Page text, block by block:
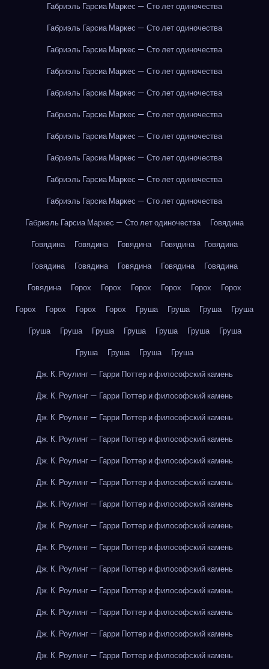
Габриэль Гарсиа Маркес — Сто лет одиночества
Габриэль Гарсиа Маркес — Сто лет одиночества
Габриэль Гарсиа Маркес — Сто лет одиночества
Габриэль Гарсиа Маркес — Сто лет одиночества
Габриэль Гарсиа Маркес — Сто лет одиночества
Габриэль Гарсиа Маркес — Сто лет одиночества
Габриэль Гарсиа Маркес — Сто лет одиночества
Габриэль Гарсиа Маркес — Сто лет одиночества
Габриэль Гарсиа Маркес — Сто лет одиночества
Габриэль Гарсиа Маркес — Сто лет одиночества
Габриэль Гарсиа Маркес — Сто лет одиночества
Говядина
Говядина
Говядина Говядина Говядина
Говядина
Говядина
Говядина Говядина Говядина
Говядина
Говядина
Горох Горох Горох Горох Горох
Горох
Горох
Горох Горох Горох Груша Груша Груша
Груша
Груша
Груша Груша Груша Груша Груша
Груша
Груша
Груша Груша
Груша
Дж. К. Роулинг — Гарри Поттер и философский камень
Дж. К. Роулинг — Гарри Поттер и философский камень
Дж. К. Роулинг — Гарри Поттер и философский камень
Дж. К. Роулинг — Гарри Поттер и философский камень
Дж. К. Роулинг — Гарри Поттер и философский камень
Дж. К. Роулинг — Гарри Поттер и философский камень
Дж. К. Роулинг — Гарри Поттер и философский камень
Дж. К. Роулинг — Гарри Поттер и философский камень
Дж. К. Роулинг — Гарри Поттер и философский камень
Дж. К. Роулинг — Гарри Поттер и философский камень
Дж. К. Роулинг — Гарри Поттер и философский камень
Дж. К. Роулинг — Гарри Поттер и философский камень
Дж. К. Роулинг — Гарри Поттер и философский камень
Дж. К. Роулинг — Гарри Поттер и философский камень